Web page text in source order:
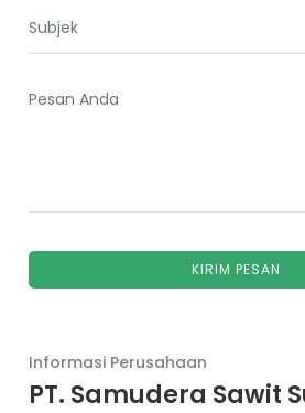
Informasi Perusahaan
PT. Samudera Sawit